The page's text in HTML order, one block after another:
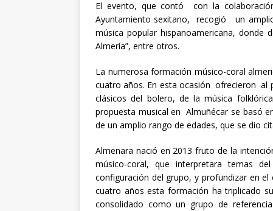
El evento, que contó con la
Ayuntamiento sexitano, recogió un
música popular hispanoamericana,
Almería”, entre otros.
La numerosa formación músico-coral
cuatro años. En esta ocasión ofrecieron al
clásicos del bolero, de la música
propuesta musical en Almuñécar se basó
de un amplio rango de edades, que se dio
Almenara nació en 2013 fruto de la
músico-coral, que interpretara temas
configuración del grupo, y profundizar en
cuatro años esta formación ha triplicado
consolidado como un grupo de